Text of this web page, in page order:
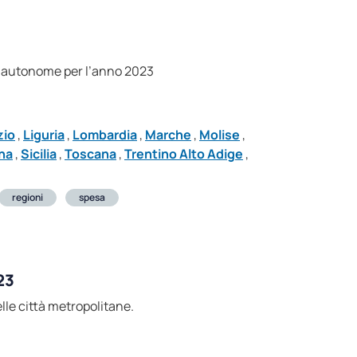
per l’anno 2023
, Liguria, Lombardia, Marche , Molise ,
,Sicilia,Toscana,Trentino Alto Adige ,
regioni spesa
città metropolitane.